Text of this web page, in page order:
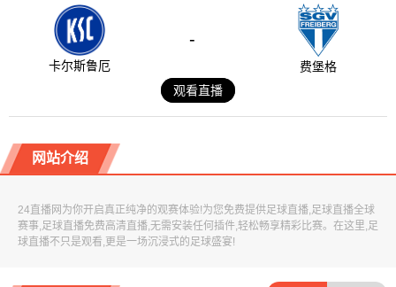
卡尔斯鲁厄
-
费堡格
观看直播
网站介绍
24直播网为你开启真正纯净的观赛体验!为您免费提供足球直播,足球直播全球
赛事,足球直播免费高清直播,无需安装任何插件,轻松畅享精彩比赛。在这里,足
球直播不只是观看,更是一场沉浸式的足球盛宴!